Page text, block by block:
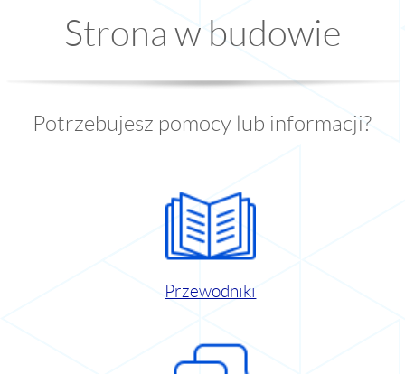
Strona w budowie
Potrzebujesz pomocy lub informacji?
Przewodniki